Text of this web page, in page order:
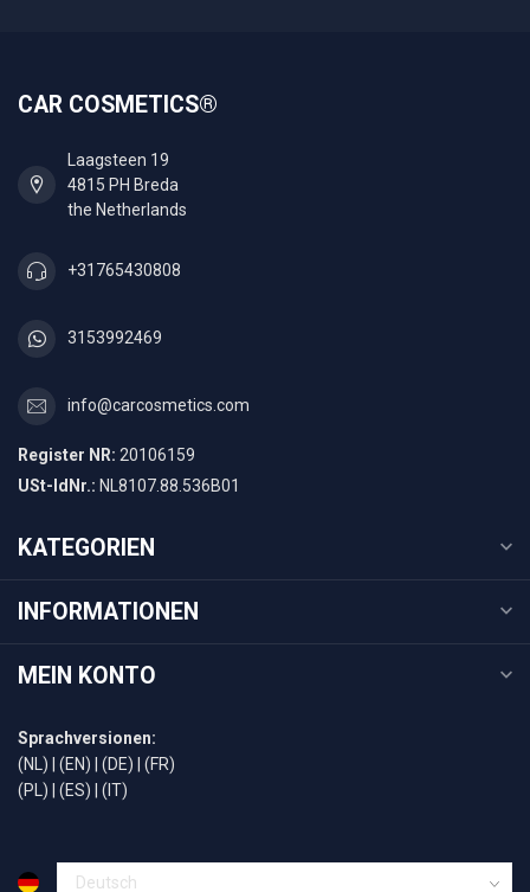
CAR COSMETICS®
Laagsteen 19
4815 PH Breda
the Netherlands
+31765430808
3153992469
info@carcosmetics.com
Register NR: 20106159
USt-IdNr.: NL8107.88.536B01
KATEGORIEN
INFORMATIONEN
MEIN KONTO
Sprachversionen:
(NL)
(EN) (DE)
(FR)
(PL)
(ES) (IT)